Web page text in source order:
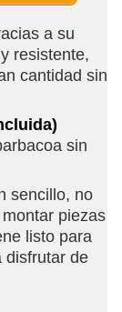
a su
resistente,
cantidad sin
sin
sencillo, no
piezas
listo para
disfrutar de